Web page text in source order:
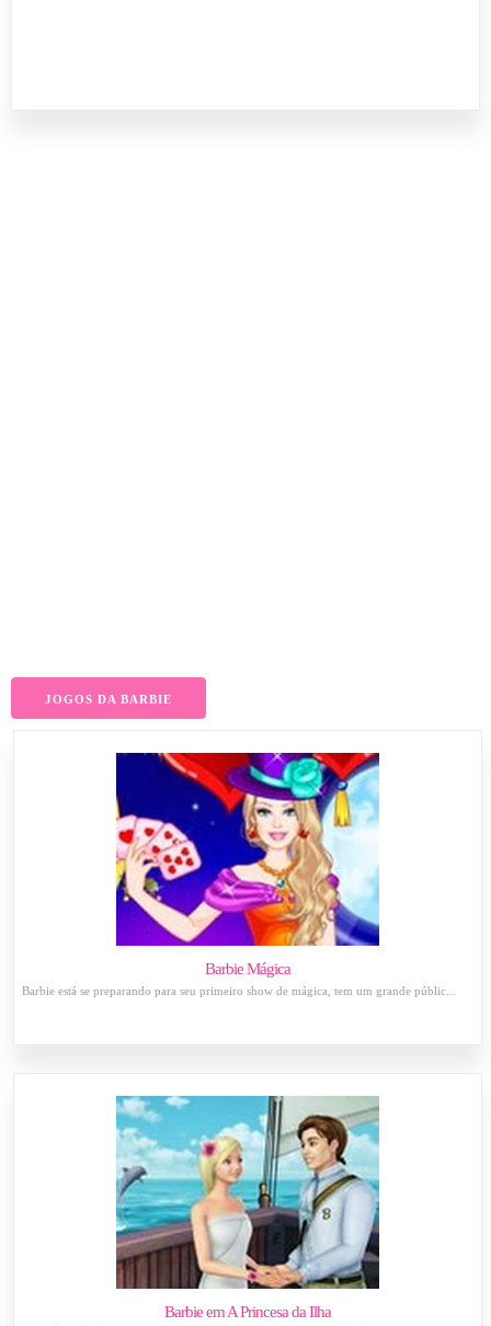
JOGOS DA BARBIE
Barbie Mágica
Barbie está se preparando para seu primeiro show de mágica, tem um grande públic...
Barbie em A Princesa da Ilha